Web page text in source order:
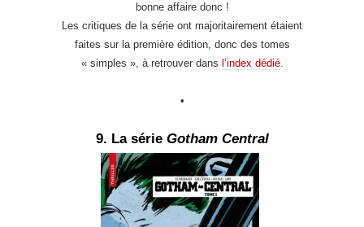
bonne affaire donc !
Les critiques de la série ont majoritairement étaient
faites sur la première édition, donc des tomes
« simples », à retrouver dans l’index dédié.
•
9. La série Gotham Central